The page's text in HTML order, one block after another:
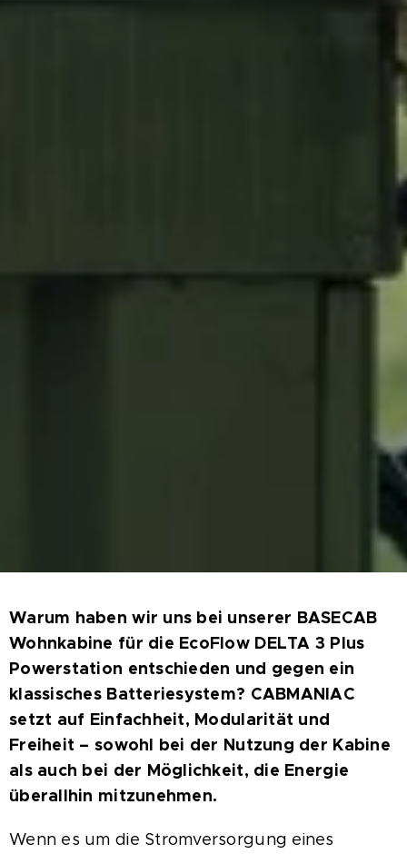
Warum haben wir uns bei unserer BASECAB
Wohnkabine für die EcoFlow DELTA 3 Plus
Powerstation entschieden und gegen ein
klassisches Batteriesystem? CABMANIAC
setzt auf Einfachheit, Modularität und
Freiheit – sowohl bei der Nutzung der Kabine
als auch bei der Möglichkeit, die Energie
überallhin mitzunehmen.
Wenn es um die Stromversorgung eines